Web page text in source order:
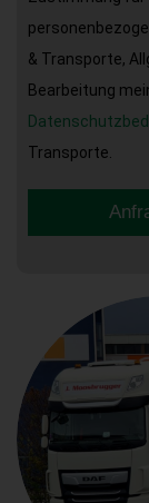
& Transporte,
Bearbeitung
Transporte.